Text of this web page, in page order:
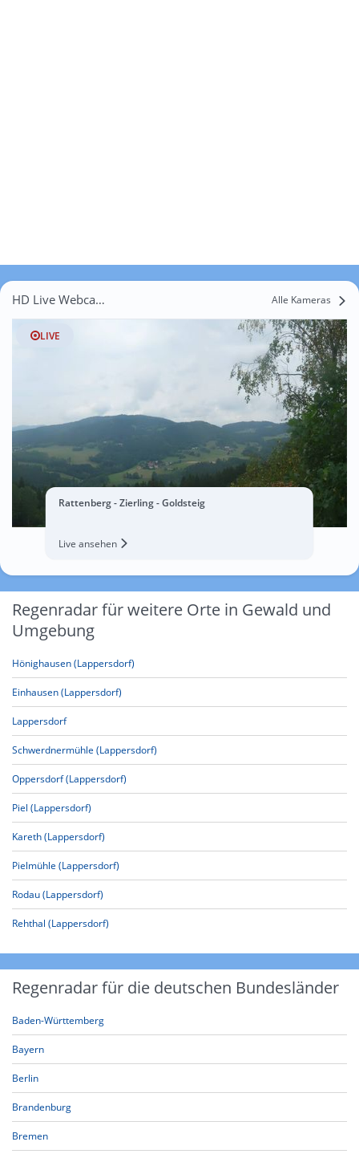
HD Live Webcams Gewald Alle Kameras
LIVE
Rattenberg - Zierling - Goldsteig
Live ansehen
Regenradar für weitere Orte in Gewald und
Umgebung
Hönighausen (Lappersdorf)
Einhausen (Lappersdorf)
Lappersdorf
Schwerdnermühle (Lappersdorf)
Oppersdorf (Lappersdorf)
Piel (Lappersdorf)
Kareth (Lappersdorf)
Pielmühle (Lappersdorf)
Rodau (Lappersdorf)
Rehthal (Lappersdorf)
Regenradar für die deutschen Bundesländer
Baden-Württemberg
Bayern
Berlin
Brandenburg
Bremen